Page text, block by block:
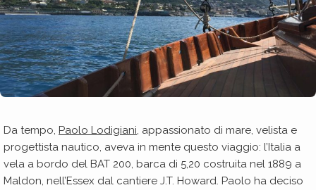
Da tempo, Paolo Lodigiani, appassionato di mare, velista e
progettista nautico, aveva in mente questo viaggio: l’Italia a
vela a bordo del BAT 200, barca di 5,20 costruita nel 1889 a
Maldon, nell’Essex dal cantiere J.T. Howard. Paolo ha deciso